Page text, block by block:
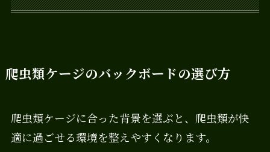
爬虫類ケージのバックボードの選び方
爬虫類ケージに合った背景を選ぶと、爬虫類が快
適に過ごせる環境を整えやすくなります。